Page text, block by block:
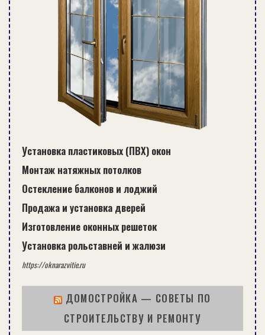
Установка пластиковых (ПВХ) окон
Монтаж натяжных потолков
Остекление балконов и лоджий
Продажа и установка дверей
Изготовление оконных решеток
Установка рольставней и жалюзи
https://oknarazvitie.ru
ДОМОСТРОЙКА — СОВЕТЫ ПО
СТРОИТЕЛЬСТВУ И РЕМОНТУ